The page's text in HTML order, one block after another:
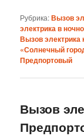
Рубрика:Вызов
электрика в
Вызов электрика
«Солнечный
Предпортовый
Вызов